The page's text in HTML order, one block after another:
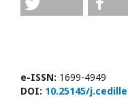
e-ISSN: 1699-4949
DOI: 10.25145/j.cedille